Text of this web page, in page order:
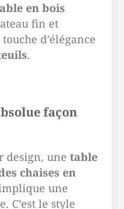
en bois
fin et
d’élégance
.
façon
design, une table
chaises en
une
C’est le style